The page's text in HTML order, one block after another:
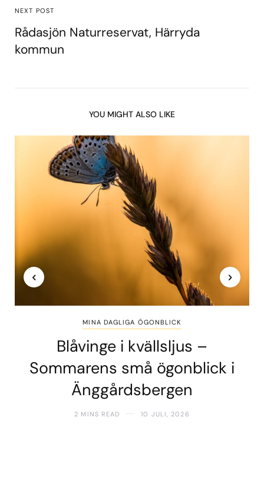
NEXT POST
Rådasjön Naturreservat, Härryda
kommun
YOU MIGHT ALSO LIKE
MINA DAGLIGA ÖGONBLICK
Blåvinge i kvällsljus –
Sommarens små ögonblick i
Änggårdsbergen
2 MINS READ 10 JULI, 2026